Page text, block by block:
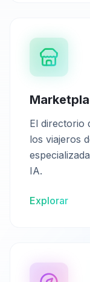
El directorio
los viajeros
IA.
Explorar